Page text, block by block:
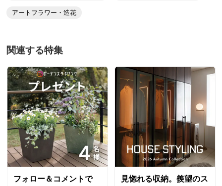
・置く場合は、付属の脚を穴に差し込むことで置くことが
アートフラワー・造花
関連する特集
フォロー＆コメントで
見惚れる収納。羨望のス